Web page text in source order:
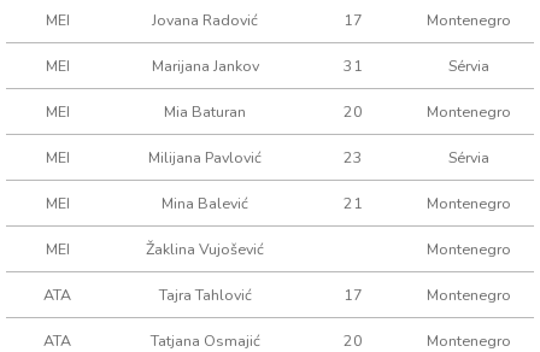
MEI Jovana Radović 17 Montenegro
MEI Marijana Jankov 31 Sérvia
MEI Mia Baturan 20 Montenegro
MEI Milijana Pavlović 23 Sérvia
MEI Mina Balević 21 Montenegro
MEI Žaklina Vujošević Montenegro
ATA Tajra Tahlović 17 Montenegro
ATA Tatjana Osmajić 20 Montenegro